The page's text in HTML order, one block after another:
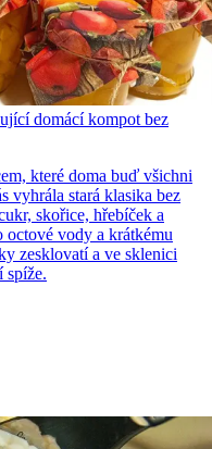
domácí kompot bez
které doma buď všichni
vyhrála stará klasika bez
skořice, hřebíček a
octové vody a krátkému
zesklovatí a ve sklenici
spíže.